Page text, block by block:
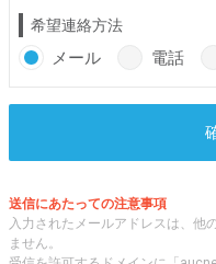
希望連絡方法
メール 電話
送信にあたっての注意事項
入力されたメールアドレスは、他
ません。